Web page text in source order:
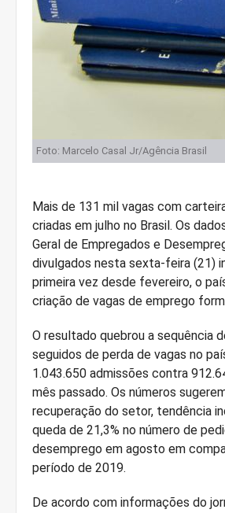
Foto: Marcelo Casal Jr/Agência Brasil
Mais de 131 mil vagas com
criadas em julho no Brasil. Os
Geral de Empregados e
divulgados nesta sexta-feira (21)
primeira vez desde fevereiro, o
criação de vagas de emprego
O resultado quebrou a sequência
seguidos de perda de vagas no
1.043.650 admissões contra
mês passado. Os números
recuperação do setor, tendência
queda de 21,3% no número de
desemprego em agosto em
período de 2019.
De acordo com informações do